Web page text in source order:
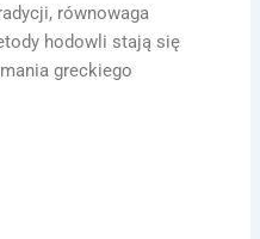
równowaga
hodowli stają się
greckiego